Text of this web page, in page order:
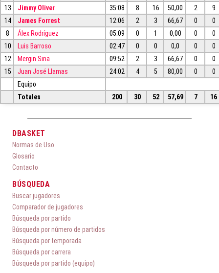
13
Jimmy Oliver 35:08 8 16 50,00 2
9
14
James Forrest 12:06 2 3 66,67 0
0
8
Álex Rodríguez 05:09 0 1 0,00 0
0
10
Luis Barroso 02:47 0 0 0,0 0
0
12
Mergin Sina 09:52 2 3 66,67 0
0
15
Juan José Llamas 24:02 4 5 80,00 0
0
Equipo
Totales
200 30 52 57,69 7 16
DBASKET
Normas de Uso
Glosario
Contacto
BÚSQUEDA
Buscar jugadores
Comparador de jugadores
Búsqueda por partido
Búsqueda por número de partidos
Búsqueda por temporada
Búsqueda por carrera
Búsqueda por partido (equipo)